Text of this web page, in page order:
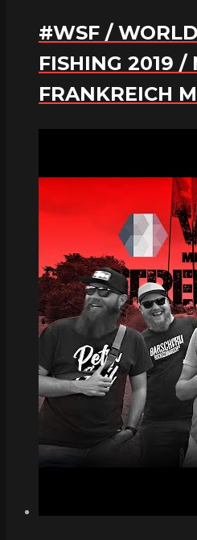
#WSF /
FISHING 2019 /
FRANKREICH